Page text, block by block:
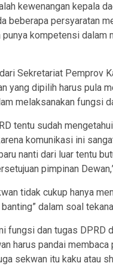
kewenangan kepala
beberapa persyaratan
kompetensi dalam
Sekretariat Pemprov
yang dipilih harus pula
melaksanakan fungsi
tentu sudah
komunikasi ini
nanti dari luar tentu
pimpinan
tidak cukup hanya
dalam soal
fungsi dan tugas
harus pandai
sekwan itu kaku